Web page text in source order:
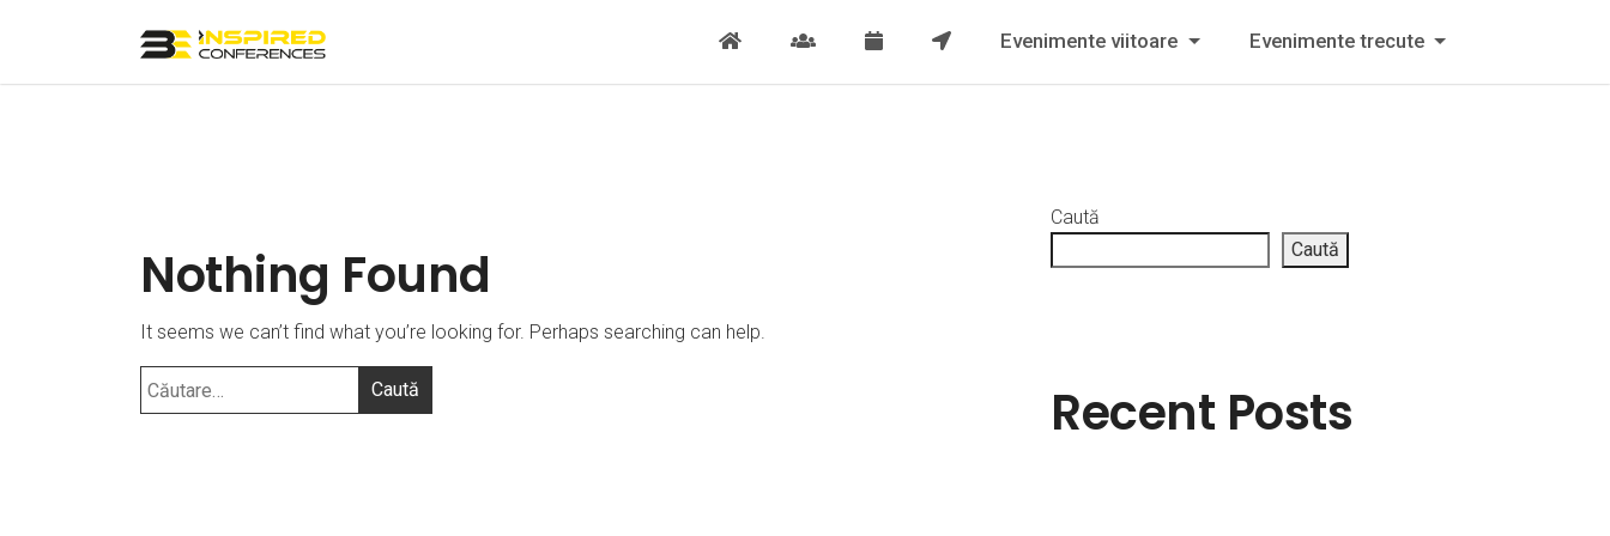
Evenimente viitoare Evenimente trecute
Nothing Found
It seems we can’t find what you’re looking for. Perhaps searching can help.
Caută
după:
Caută
Caută
Recent Posts